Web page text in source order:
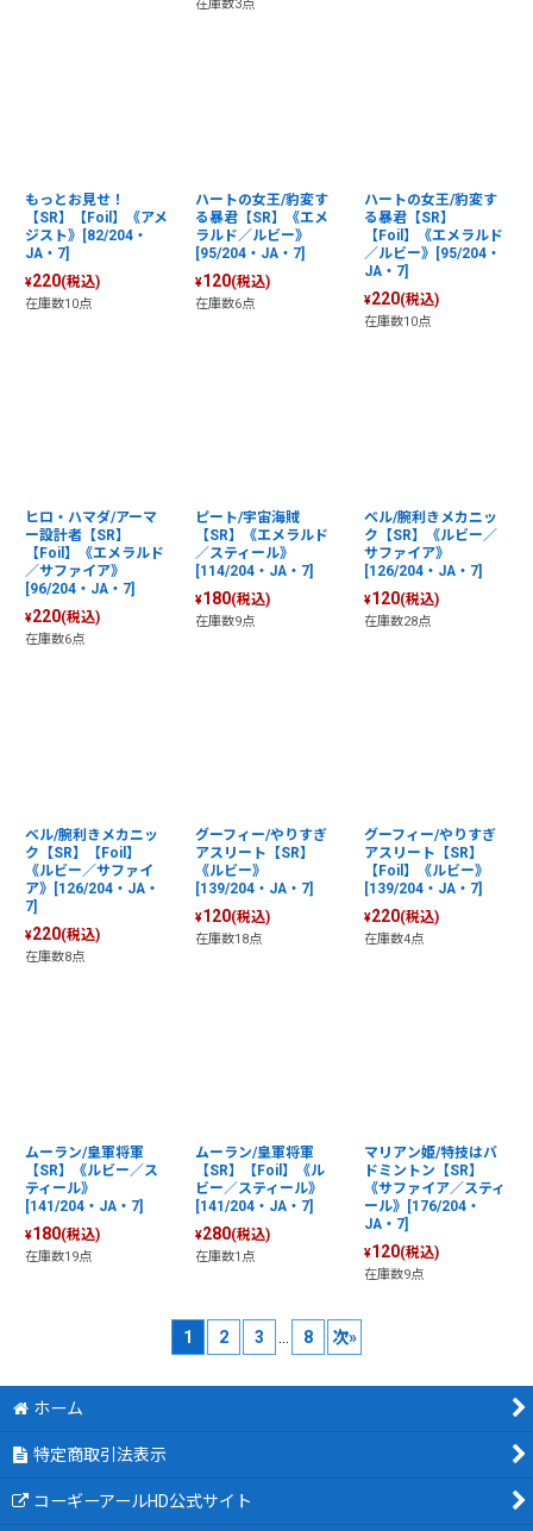
在庫数3点
もっとお見せ！
【SR】【Foil】《アメ
ジスト》[82/204・
JA・7]
¥220(税込)
在庫数10点
ハートの女王/豹変す
る暴君【SR】《エメ
ラルド／ルビー》
[95/204・JA・7]
¥120(税込)
在庫数6点
ハートの女王/豹変す
る暴君【SR】
【Foil】《エメラルド
／ルビー》[95/204・
JA・7]
¥220(税込)
在庫数10点
ヒロ・ハマダ/アーマ
ー設計者【SR】
【Foil】《エメラルド
／サファイア》
[96/204・JA・7]
¥220(税込)
在庫数6点
ピート/宇宙海賊
【SR】《エメラルド
／スティール》
[114/204・JA・7]
¥180(税込)
在庫数9点
ベル/腕利きメカニッ
ク【SR】《ルビー／
サファイア》
[126/204・JA・7]
¥120(税込)
在庫数28点
ベル/腕利きメカニッ
ク【SR】【Foil】
《ルビー／サファイ
ア》[126/204・JA・
7]
¥220(税込)
在庫数8点
グーフィー/やりすぎ
アスリート【SR】
《ルビー》
[139/204・JA・7]
¥120(税込)
在庫数18点
グーフィー/やりすぎ
アスリート【SR】
【Foil】《ルビー》
[139/204・JA・7]
¥220(税込)
在庫数4点
ムーラン/皇軍将軍
【SR】《ルビー／ス
ティール》
[141/204・JA・7]
¥180(税込)
在庫数19点
ムーラン/皇軍将軍
【SR】【Foil】《ル
ビー／スティール》
[141/204・JA・7]
¥280(税込)
在庫数1点
マリアン姫/特技はバ
ドミントン【SR】
《サファイア／スティ
ール》[176/204・
JA・7]
¥120(税込)
在庫数9点
1 2 3 8 次»
ホーム
特定商取引法表示
コーギーアールHD公式サイト